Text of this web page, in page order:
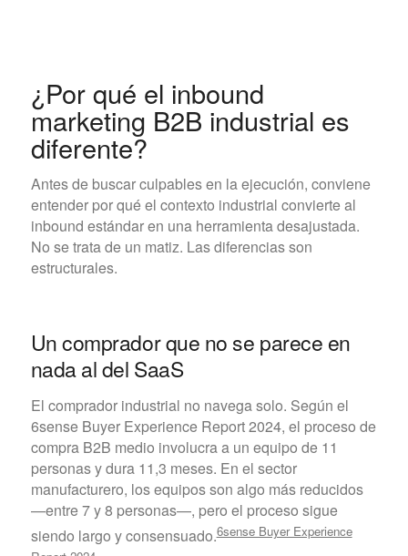
¿Por qué el inbound
marketing B2B industrial es
diferente?
Antes de buscar culpables en la ejecución, conviene
entender por qué el contexto industrial convierte al
inbound estándar en una herramienta desajustada.
No se trata de un matiz. Las diferencias son
estructurales.
Un comprador que no se parece en
nada al del SaaS
El comprador industrial no navega solo. Según el
6sense Buyer Experience Report 2024, el proceso de
compra B2B medio involucra a un equipo de 11
personas y dura 11,3 meses. En el sector
manufacturero, los equipos son algo más reducidos
—entre 7 y 8 personas—, pero el proceso sigue
siendo largo y consensuado.6sense Buyer Experience